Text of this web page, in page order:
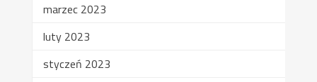
marzec 2023
luty 2023
styczeń 2023